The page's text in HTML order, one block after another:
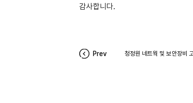
감사합니다.
Prev